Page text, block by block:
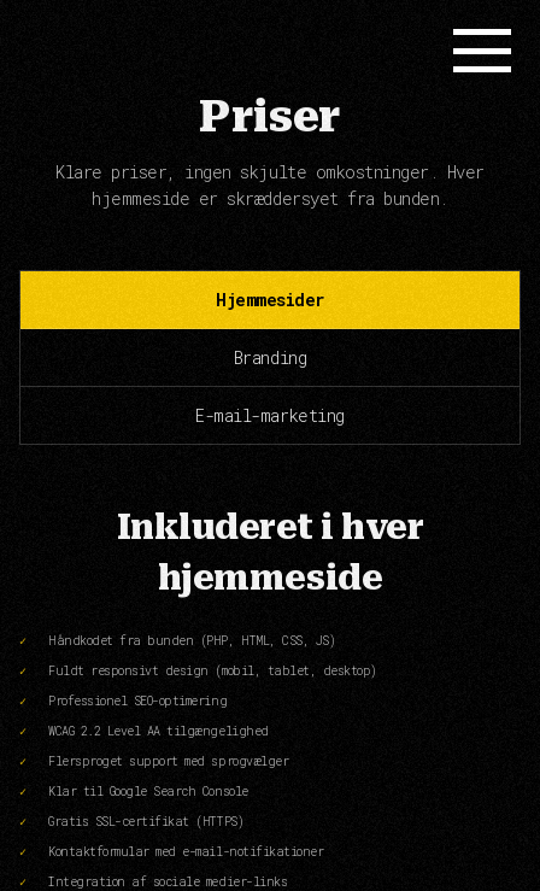
Priser
Klare priser, ingen skjulte omkostninger. Hver
hjemmeside er skræddersyet fra bunden.
Hjemmesider
Branding
E-mail-marketing
Inkluderet i hver
hjemmeside
Håndkodet fra bunden (PHP, HTML, CSS, JS)
Fuldt responsivt design (mobil, tablet, desktop)
Professionel SEO-optimering
WCAG 2.2 Level AA tilgængelighed
Flersproget support med sprogvælger
Klar til Google Search Console
Gratis SSL-certifikat (HTTPS)
Kontaktformular med e-mail-notifikationer
Integration af sociale medier-links